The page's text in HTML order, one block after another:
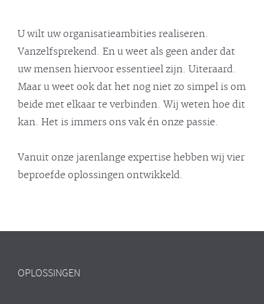
U wilt uw organisatieambities realiseren.
Vanzelfsprekend. En u weet als geen ander dat
uw mensen hiervoor essentieel zijn. Uiteraard.
Maar u weet ook dat het nog niet zo simpel is om
beide met elkaar te verbinden. Wij weten hoe dit
kan. Het is immers ons vak én onze passie.
Vanuit onze jarenlange expertise hebben wij vier
beproefde oplossingen ontwikkeld.
OPLOSSINGEN